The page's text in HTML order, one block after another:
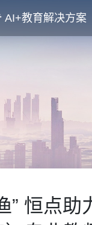
AI+教育解决方案
” 恒点助